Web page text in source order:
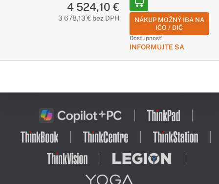
4 524,10 €
3 678,13 € bez DPH
NÁKUP MOŽNÝ IBA NA
IČO / DIČ
Dostupnosť:
INFORMUJTE SA